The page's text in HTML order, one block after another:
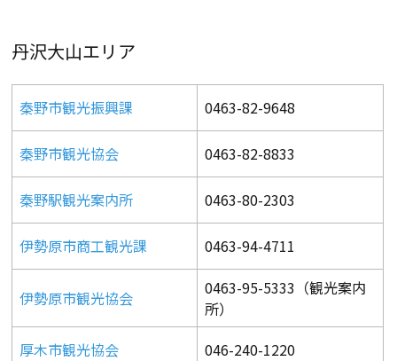
丹沢大山エリア
秦野市観光振興課 0463-82-9648
秦野市観光協会 0463-82-8833
秦野駅観光案内所 0463-80-2303
伊勢原市商工観光課 0463-94-4711
伊勢原市観光協会
0463-95-5333（観光案内
所）
厚木市観光協会
046-240-1220